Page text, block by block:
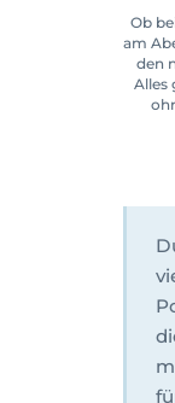
Ob
am
den
Alles